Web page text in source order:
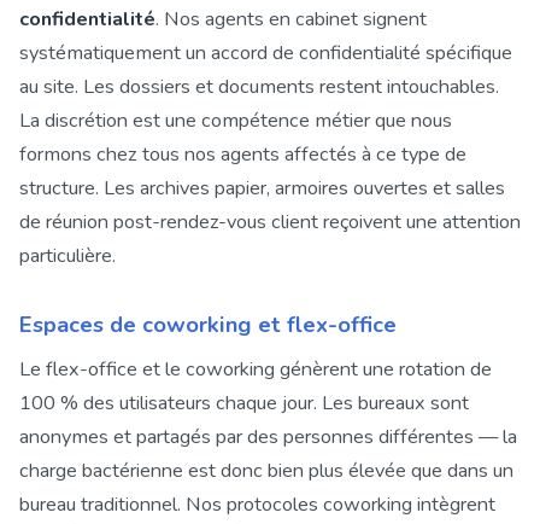
confidentialité. Nos agents en cabinet signent
systématiquement un accord de confidentialité spécifique
au site. Les dossiers et documents restent intouchables.
La discrétion est une compétence métier que nous
formons chez tous nos agents affectés à ce type de
structure. Les archives papier, armoires ouvertes et salles
de réunion post-rendez-vous client reçoivent une attention
particulière.
Espaces de coworking et flex-office
Le flex-office et le coworking génèrent une rotation de
100 % des utilisateurs chaque jour. Les bureaux sont
anonymes et partagés par des personnes différentes — la
charge bactérienne est donc bien plus élevée que dans un
bureau traditionnel. Nos protocoles coworking intègrent